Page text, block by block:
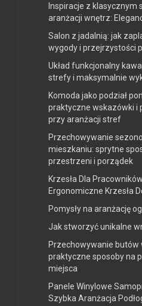
Inspiracje z klasycznym
aranżacji wnętrz:
Salon z jadalnią: jak
wygody i przejrzystości
Układ funkcjonalny
strefy i maksymalnie
Komoda jako podział
praktyczne wskazówki i
przy aranżacji stref
Przechowywanie
mieszkaniu: sprytne
przestrzeni i porządek
Krzesła Dla
Ergonomiczne Krzesła
Pomysły na aranżację
Jak stworzyć unikalne
Przechowywanie butów
praktyczne sposoby na
miejsca
Panele Winylowe
Szybka Aranżacja